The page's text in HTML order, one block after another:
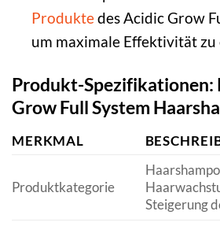
Produktedes Acidic Grow
um maximale Effektivität zu
Produkt-Spezifikationen:
Grow Full System
MERKMAL
Produktkategorie
Steigerung